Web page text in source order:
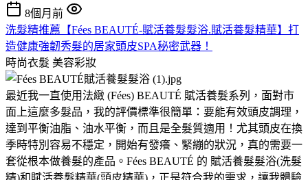
8個月前
洗髮精推薦【Fées BEAUTÉ-賦活養髮髮浴.賦活養髮精華】打
造健康強韌秀髮的居家頭皮SPA秘密武器！
時尚衣髮 美容彩妝
最近我一直使用法緻 (Fées) BEAUTÉ 賦活養髮系列，面對市
面上這麼多髮品，我的評價標準很簡單：要能有效頭皮調理，
達到平衡油脂、油水平衡，而且是全髮質適用！尤其頭皮在換
季時特別容易不穩定，開始有發癢、緊繃的狀況，真的需要一
套從根本做養髮的產品。Fées BEAUTÉ 的 賦活養髮髮浴(洗髮
精)和賦活養髮精華(頭皮精華)，正是符合我的需求，讓我體驗